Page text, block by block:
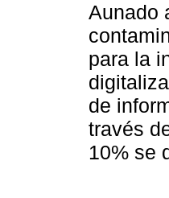
Aunado
para la
de
través
10% se